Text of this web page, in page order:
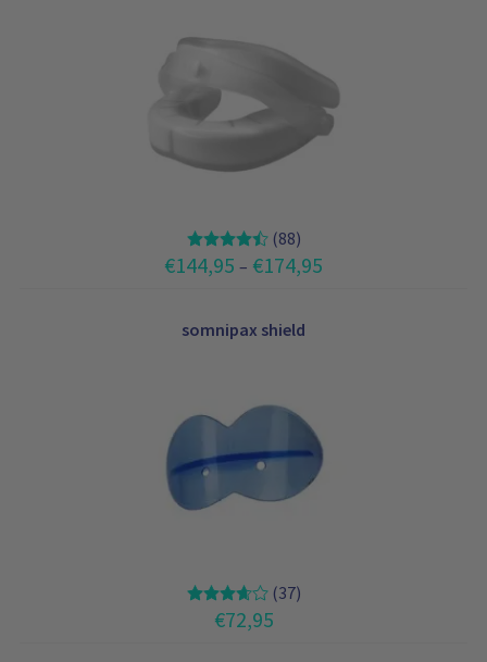
(88)
€144,95 – €174,95
k
a
somnipax shield
(37)
€72,95